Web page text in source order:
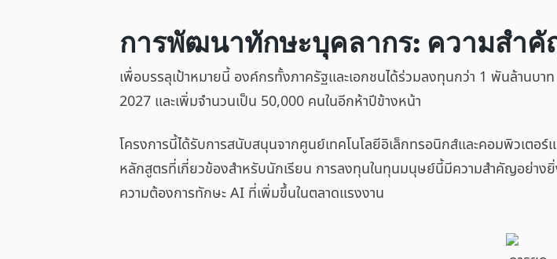
การพัฒนาทักษะบุคลากร: ความสำ
เพื่อบรรลุเป้าหมายนี้ องค์กรทั้งภาครัฐและเอกชนได้ร่วมลงทุนกว่า 1 พันล้าน
2027 และเพิ่มจำนวนเป็น 50,000 คนในอีกห้าปีข้างหน้า
โครงการนี้ได้รับการสนับสนุนจากศูนย์เทคโนโลยีอิเล็กทรอนิกส์และคอมพิวเตอร์
หลักสูตรที่เกี่ยวข้องสำหรับนักเรียน การลงทุนในทุนมนุษย์นี้มีความสำคัญอย่าง
ความต้องการทักษะ AI ที่เพิ่มขึ้นในตลาดแรงงาน